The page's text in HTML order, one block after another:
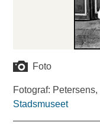
Foto
Fotograf:
Stadsmuseet